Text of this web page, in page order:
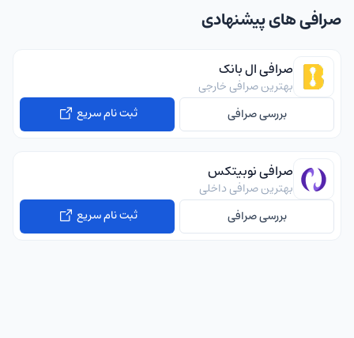
صرافی های پیشنهادی
صرافی ال بانک
بهترین صرافی خارجی
بررسی صرافی
ثبت نام سریع
صرافی نوبیتکس
بهترین صرافی داخلی
بررسی صرافی
ثبت نام سریع